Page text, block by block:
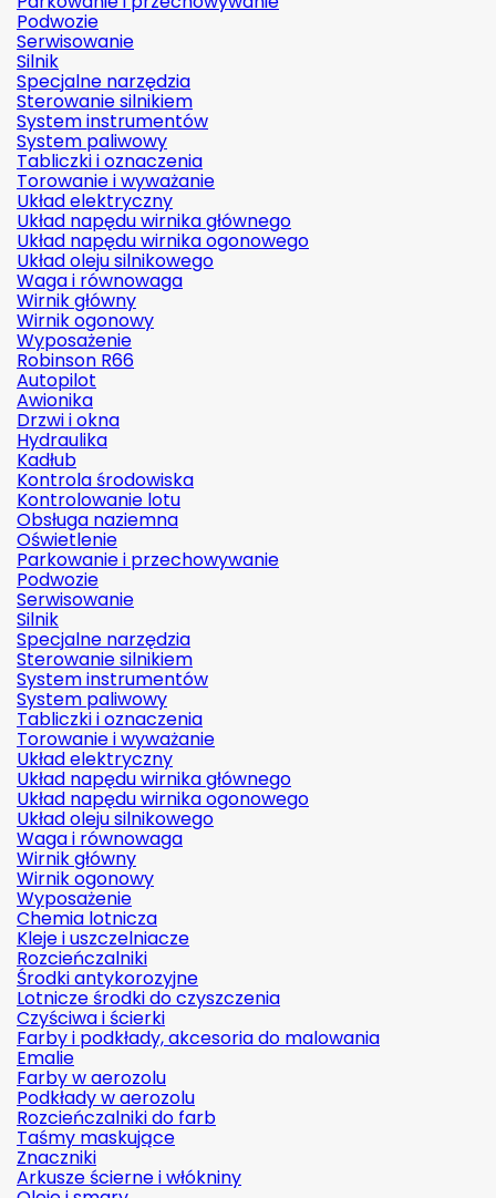
Podwozie
Serwisowanie
Silnik
Specjalne narzędzia
Sterowanie silnikiem
System instrumentów
System paliwowy
Tabliczki i oznaczenia
Torowanie i wyważanie
Układ elektryczny
Układ napędu wirnika głównego
Układ napędu wirnika ogonowego
Układ oleju silnikowego
Waga i równowaga
Wirnik główny
Wirnik ogonowy
Wyposażenie
Robinson R66
Autopilot
Awionika
Drzwi i okna
Hydraulika
Kadłub
Kontrola środowiska
Kontrolowanie lotu
Obsługa naziemna
Oświetlenie
Parkowanie i przechowywanie
Podwozie
Serwisowanie
Silnik
Specjalne narzędzia
Sterowanie silnikiem
System instrumentów
System paliwowy
Tabliczki i oznaczenia
Torowanie i wyważanie
Układ elektryczny
Układ napędu wirnika głównego
Układ napędu wirnika ogonowego
Układ oleju silnikowego
Waga i równowaga
Wirnik główny
Wirnik ogonowy
Wyposażenie
Chemia lotnicza
Kleje i uszczelniacze
Rozcieńczalniki
Środki antykorozyjne
Lotnicze środki do czyszczenia
Czyściwa i ścierki
Farby i podkłady, akcesoria do malowania
Emalie
Farby w aerozolu
Podkłady w aerozolu
Rozcieńczalniki do farb
Taśmy maskujące
Znaczniki
Arkusze ścierne i włókniny